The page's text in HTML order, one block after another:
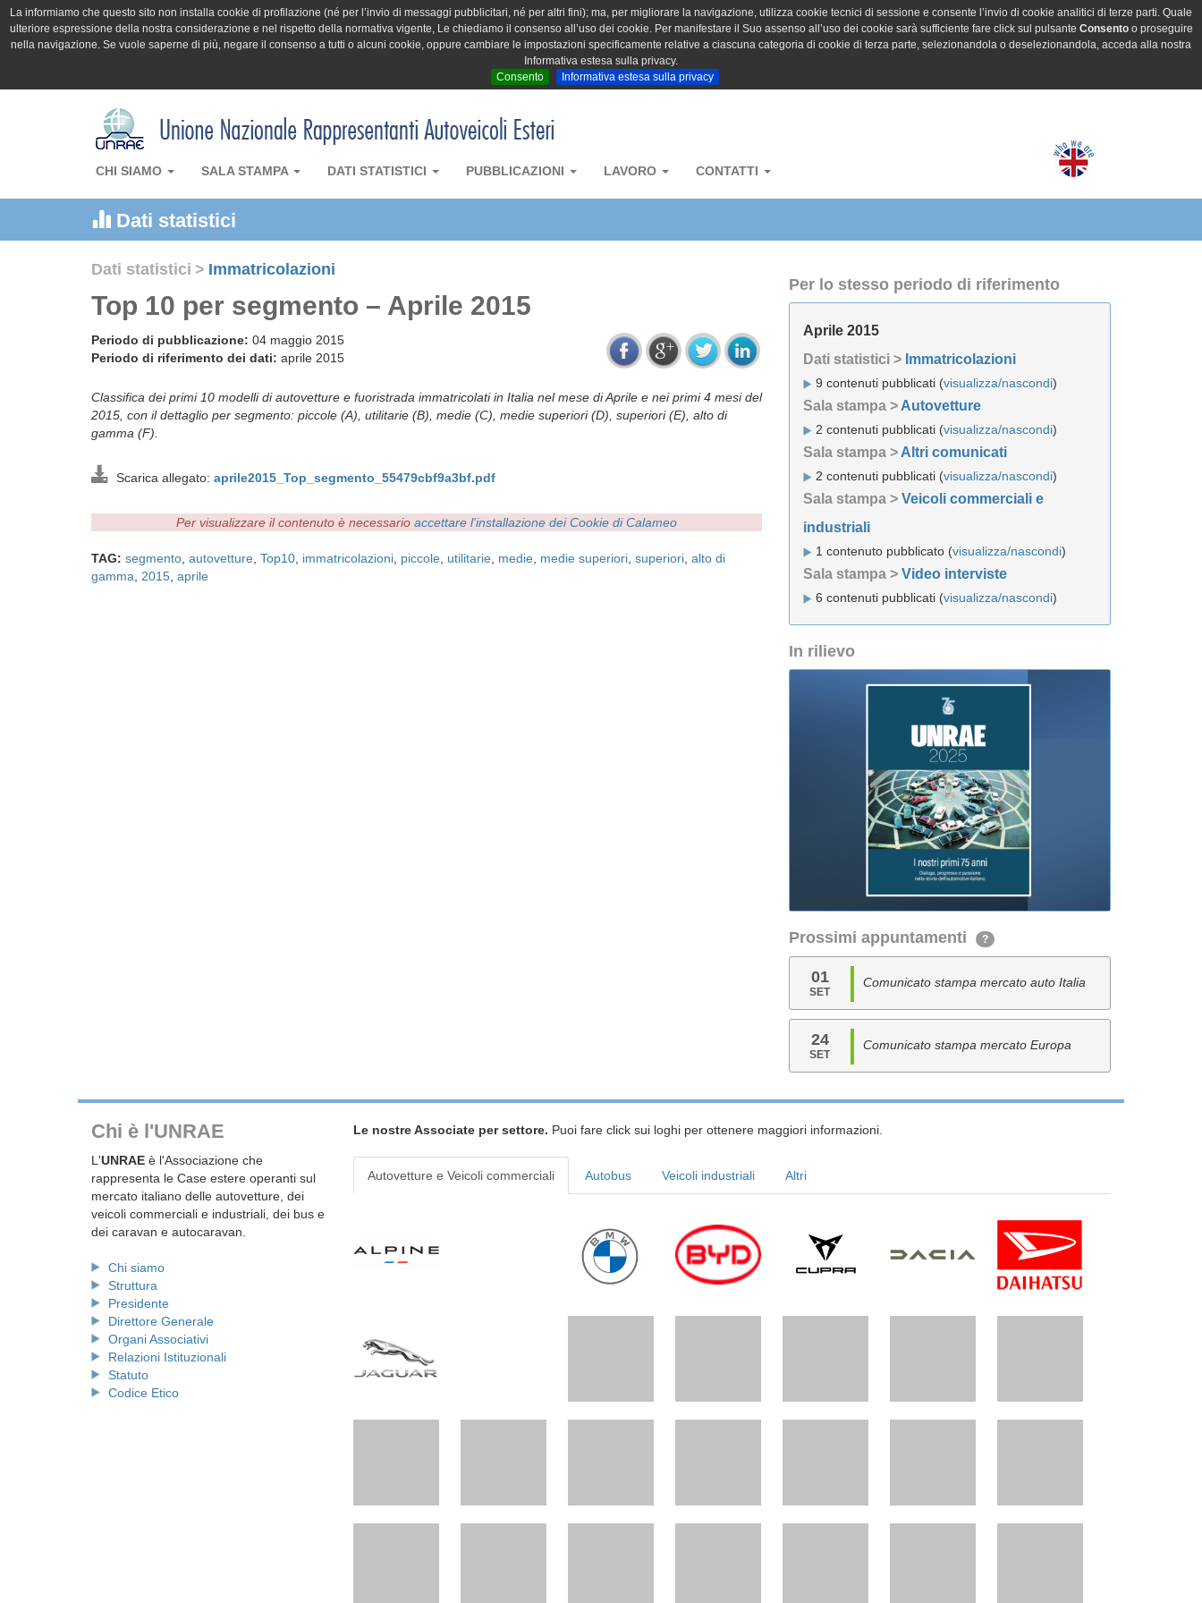
La informiamo che questo sito non installa cookie di profilazione (né per l’invio di messaggi pubblicitari, né per altri fini); ma, per migliorare la navigazione, utilizza cookie tecnici di sessione e consente l’invio di cookie analitici di terze parti. Quale
ulteriore espressione della nostra considerazione e nel rispetto della normativa vigente, Le chiediamo il consenso all’uso dei cookie. Per manifestare il Suo assenso all’uso dei cookie sarà sufficiente fare click sul pulsante Consentoo proseguire
nella navigazione. Se vuole saperne di più, negare il consenso a tutti o alcuni cookie, oppure cambiare le impostazioni specificamente relative a ciascuna categoria di cookie di terza parte, selezionandola o deselezionandola, acceda alla nostra
Informativa estesa sulla privacy.
Consento
Informativa estesa sulla privacy
CHI SIAMO SALA STAMPA DATI STATISTICI PUBBLICAZIONI LAVORO CONTATTI
Dati statistici
Dati statistici > Immatricolazioni
Top 10 per segmento – Aprile 2015
Periodo di pubblicazione: 04 maggio 2015
Periodo di riferimento dei dati: aprile 2015
Classifica dei primi 10 modelli di autovetture e fuoristrada immatricolati in Italia nel mese di Aprile e nei primi 4 mesi del
2015, con il dettaglio per segmento: piccole (A), utilitarie (B), medie (C), medie superiori (D), superiori (E), alto di
gamma (F).
Scarica allegato: aprile2015_Top_segmento_55479cbf9a3bf.pdf
Per visualizzare il contenuto è necessario accettare l'installazione dei Cookie di Calameo
TAG: segmento autovetture Top10 immatricolazioni piccole utilitarie medie medie superiori superiori alto di
gamma
2015 aprile
Per lo stesso periodo di riferimento
Aprile 2015
Dati statistici > Immatricolazioni
9 contenuti pubblicati (visualizza/nascondi)
Sala stampa > Autovetture
2 contenuti pubblicati (visualizza/nascondi)
Sala stampa > Altri comunicati
2 contenuti pubblicati (visualizza/nascondi)
Sala stampa > Veicoli commerciali e
industriali
1 contenuto pubblicato (visualizza/nascondi)
Sala stampa > Video interviste
6 contenuti pubblicati (visualizza/nascondi)
In rilievo
Prossimi appuntamenti ?
01
SET
Comunicato stampa mercato auto Italia
24
SET
Comunicato stampa mercato Europa
Chi è l'UNRAE
L'UNRAE è l'Associazione che
rappresenta le Case estere operanti sul
mercato italiano delle autovetture, dei
veicoli commerciali e industriali, dei bus e
dei caravan e autocaravan.
Chi siamo
Struttura
Presidente
Direttore Generale
Organi Associativi
Relazioni Istituzionali
Statuto
Codice Etico
Le nostre Associate per settore. Puoi fare click sui loghi per ottenere maggiori informazioni.
Autovetture e Veicoli commerciali Autobus Veicoli industriali Altri